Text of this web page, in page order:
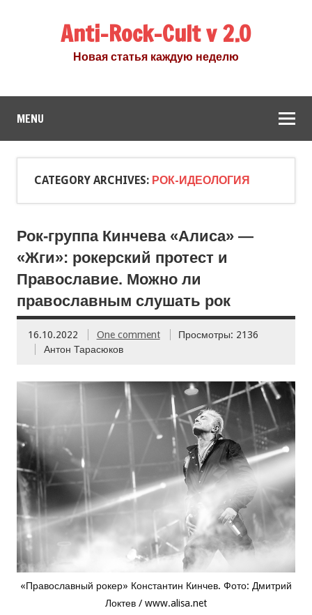
Anti-Rock-Cult v 2.0
Новая статья каждую неделю
MENU
CATEGORY ARCHIVES: РОК-ИДЕОЛОГИЯ
Рок-группа Кинчева «Алиса» —
«Жги»: рокерский протест и
Православие. Можно ли
православным слушать рок
16.10.2022 One comment
Просмотры: 2136
Антон Тарасюков
«Православный рокер» Константин Кинчев. Фото: Дмитрий
Локтев / www.alisa.net